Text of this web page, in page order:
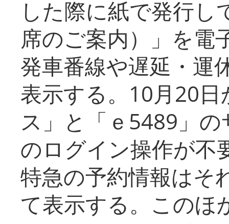
した際に紙で発行し
席のご案内）」を電
発車番線や遅延・運
表示する。10月20
ス」と「ｅ5489」
のログイン操作が不
特急の予約情報はそ
て表示する。このほ